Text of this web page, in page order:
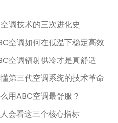
调技术的三次进化史
空调如何在低温下稳定高效
空调辐射供冷才是真舒适
第三代空调系统的技术革命
用ABC空调最舒服？
会看这三个核心指标